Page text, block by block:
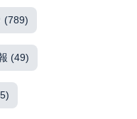
(789)
(49)